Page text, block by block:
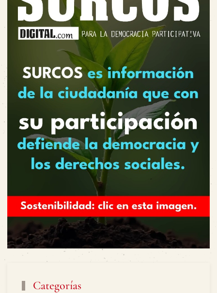
Categorías